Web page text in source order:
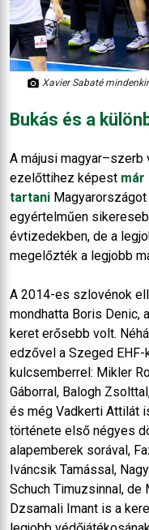
Xavier Sabaté
Bukás és a
A májusi
ezelőttihez képest már
tartani
egyértelműen
évtizedekben, de a
megelőzték a legjobb
A 2014-es szlovénok
mondhatta Boris Denic,
keret erősebb volt.
edzővel a Szeged
kulcsemberrel: Mikler
Gáborral, Balogh
és még Vadkerti Attilát
története első négyes
alapemberek sorával,
Iváncsik Tamással,
Schuch Timuzsinnal,
Dzsamali Imant is a